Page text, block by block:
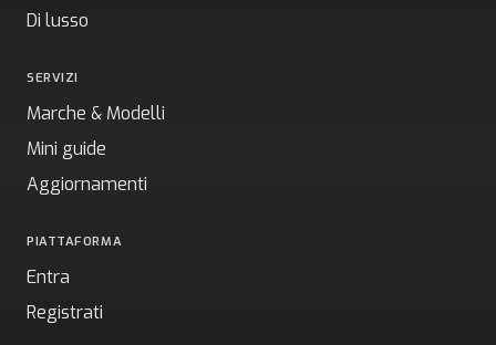
Di lusso
SERVIZI
Marche & Modelli
Mini guide
Aggiornamenti
PIATTAFORMA
Entra
Registrati